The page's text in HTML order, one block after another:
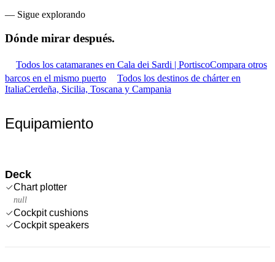
— Sigue explorando
Dónde mirar después.
Todos los catamaranes en Cala dei Sardi | PortiscoCompara otros
barcos en el mismo puerto
Todos los destinos de chárter en
ItaliaCerdeña, Sicilia, Toscana y Campania
Equipamiento
Deck
Chart plotter
null
Cockpit cushions
Cockpit speakers